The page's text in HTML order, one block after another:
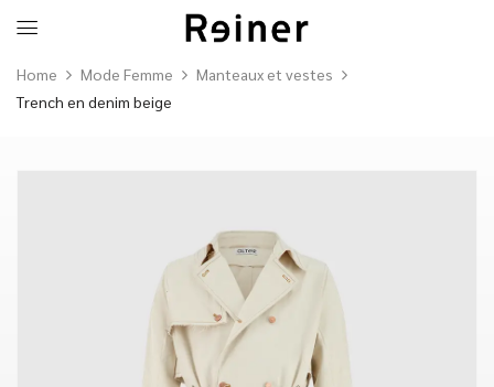
Home Mode Femme
Manteaux et vestes
Trench en denim beige